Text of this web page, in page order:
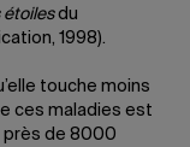
étoilesdu
1998).
touche moins
ces maladies est
de 8000